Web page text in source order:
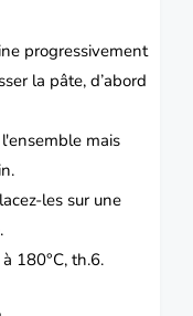
progressivement
la pâte, d’abord
mais
les sur une
180°C, th.6.